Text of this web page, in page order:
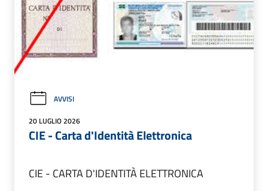
AVVISI
20 LUGLIO 2026
CIE - Carta d'Identità Elettronica
CIE - CARTA D'IDENTITÀ ELETTRONICA